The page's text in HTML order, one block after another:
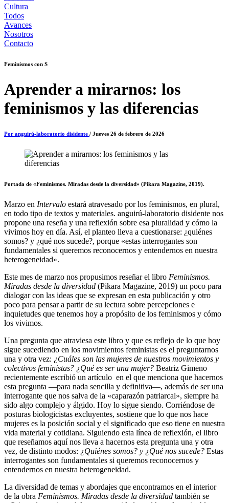
Cultura
Todos
Avances
Nosotros
Contacto
Feminismos con S
Aprender a mirarnos: los
feminismos y las diferencias
Por anguirú-laboratorio disidente / Jueves 26 de febrero de 2026
Portada de «Feminismos. Miradas desde la diversidad» (Pikara Magazine, 2019).
Marzo en Intervalo estará atravesado por los feminismos, en plural,
en todo tipo de textos y materiales. anguirú-laboratorio disidente nos
propone una reseña y una reflexión sobre esa pluralidad y cómo la
vivimos hoy en día. Así, el planteo lleva a cuestionarse: ¿quiénes
somos? y ¿qué nos sucede?, porque «estas interrogantes son
fundamentales si queremos reconocernos y entendernos en nuestra
heterogeneidad».
Este mes de marzo nos propusimos reseñar el libro Feminismos.
Miradas desde la diversidad (Pikara Magazine, 2019) un poco para
dialogar con las ideas que se expresan en esta publicación y otro
poco para pensar a partir de su lectura sobre percepciones e
inquietudes que tenemos hoy a propósito de los feminismos y cómo
los vivimos.
Una pregunta que atraviesa este libro y que es reflejo de lo que hoy
sigue sucediendo en los movimientos feministas es el preguntarnos
una y otra vez: ¿Cuáles son las mujeres de nuestros movimientos y
colectivos feministas? ¿Qué es ser una mujer? Beatriz Gimeno
recientemente escribió un artículo en el que menciona que hacernos
esta pregunta —para nada sencilla y definitiva—, además de ser una
interrogante que nos salva de la «caparazón patriarcal», siempre ha
sido algo complejo y álgido. Hoy lo sigue siendo. Corriéndose de
posturas biologicistas excluyentes, sostiene que lo que nos hace
mujeres es la posición social y el significado que eso tiene en nuestra
vida material y cotidiana. Siguiendo esta línea de reflexión, el libro
que reseñamos aquí nos lleva a hacernos esta pregunta una y otra
vez, de distinto modos: ¿Quiénes somos? y ¿Qué nos sucede? Estas
interrogantes son fundamentales si queremos reconocernos y
entendernos en nuestra heterogeneidad.
La diversidad de temas y abordajes que encontramos en el interior
de la obra Feminismos. Miradas desde la diversidad también se